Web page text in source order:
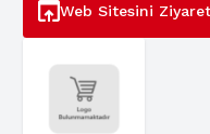
Web Sitesini